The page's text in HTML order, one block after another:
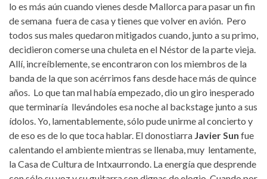
lo es más aún cuando vienes desde Mallorca para pasar un fin
de semana fuera de casa y tienes que volver en avión. Pero
todos sus males quedaron mitigados cuando, junto a su primo,
decidieron comerse una chuleta en el Néstor de la parte vieja.
Allí, increíblemente, se encontraron con los miembros de la
banda de la que son acérrimos fans desde hace más de quince
años. Lo que tan mal había empezado, dio un giro inesperado
que terminaría llevándoles esa noche al backstage junto a sus
ídolos. Yo, lamentablemente, sólo pude unirme al concierto y
de eso es de lo que toca hablar. El donostiarra Javier Sun fue
calentando el ambiente mientras se llenaba, muy lentamente,
la Casa de Cultura de Intxaurrondo. La energía que desprende